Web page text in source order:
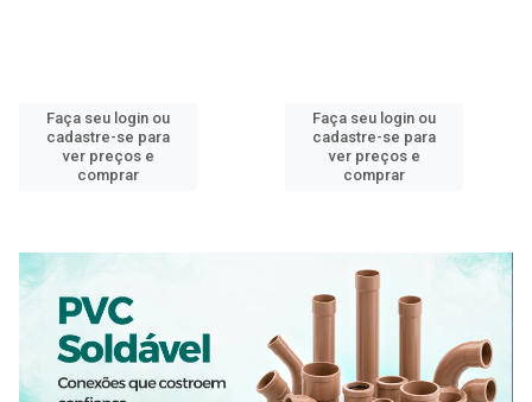
Faça seu login ou
cadastre-se para
ver preços e
comprar
Faça seu login ou
cadastre-se para
ver preços e
comprar